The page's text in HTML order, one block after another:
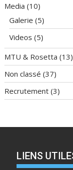
Media (10)
Galerie (5)
Videos (5)
MTU & Rosetta (13)
Non classé (37)
Recrutement (3)
LIENS